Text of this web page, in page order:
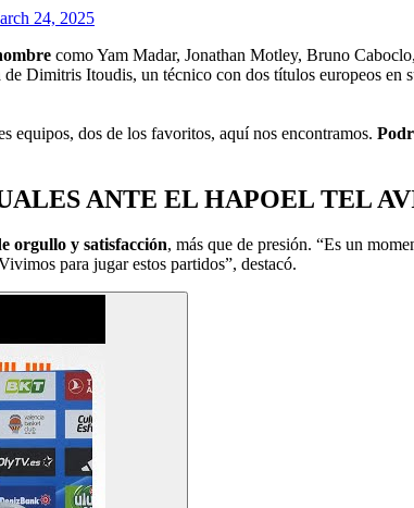
24, 2025
como Yam Madar, Jonathan Motley, Bruno
Dimitris Itoudis, un técnico con dos títulos europeos
equipos, dos de los favoritos, aquí nos encontramos.
ANTE EL HAPOEL TEL
orgullo y satisfacción, más que de presión. “Es un
para jugar estos partidos”, destacó.